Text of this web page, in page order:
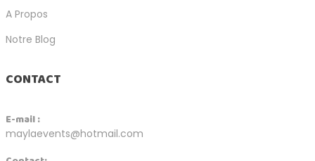
A Propos
Notre Blog
CONTACT
E-mail :
maylaevents@hotmail.com